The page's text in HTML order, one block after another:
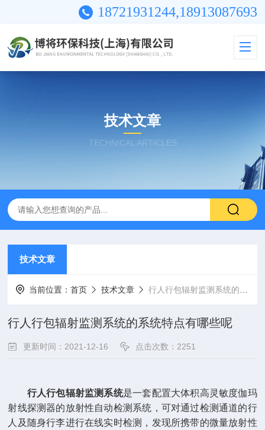
18721931244,18913087693
技术文章
TECHNICAL ARTICLES
技术文章
当前位置：首页 技术文章 行人行包辐射监测系统的系统特点有哪些呢
行人行包辐射监测系统的系统特点有哪些呢
更新时间：2021-12-16 点击次数：2251
行人行包辐射监测系统是一套配置大体积高灵敏度伽玛
射线探测器的放射性自动检测系统，可对通过检测通道的行
人及随身行李进行在线实时检测，发现所携带的微量放射性